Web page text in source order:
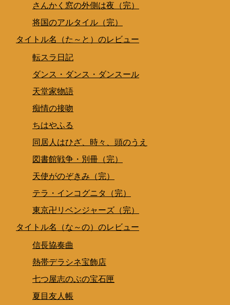
さんかく窓の外側は夜（完）
将国のアルタイル（完）
タイトル名（た～と）のレビュー
転スラ日記
ダンス・ダンス・ダンスール
天堂家物語
痴情の接吻
ちはやふる
同居人はひざ、時々、頭のうえ
図書館戦争・別冊（完）
天使がのぞきみ（完）
テラ・インコグニタ（完）
東京卍リベンジャーズ（完）
タイトル名（な～の）のレビュー
信長協奏曲
熱帯デラシネ宝飾店
七つ屋志のぶの宝石匣
夏目友人帳